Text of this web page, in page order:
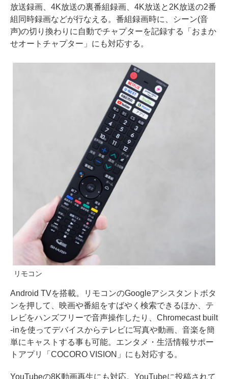
放送録画、4K放送の裏番組録画、4K放送と2K放送の2番
組同時録画などが行なえる。番組録画時に、シーン(音
声)の切り換わりに自動でチャプターを記録する「おまか
せオートチャプター」にも対応する。
リモコン
Android TVを搭載。リモコンのGoogleアシスタントボタ
ンを押して、映画や番組をすばやく検索できるほか、テ
レビをハンズフリーで音声操作したり、Chromecast built
-inを使ってデバイスからテレビに写真や動画、音楽を簡
単にキャストする事も可能。エンタメ・生活情報サポー
トアプリ「COCORO VISION」にも対応する。
YouTubeの8K動画再生にも対応。YouTubeに投稿されて